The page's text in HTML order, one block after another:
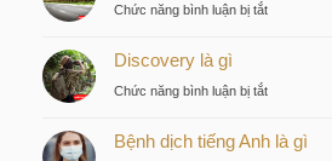
chiến
của
Chức năng bình luận bị tắtở
Discovery là gì
Chức năng bình luận bị tắtở
là
Bệnh dịch tiếng Anh là gì